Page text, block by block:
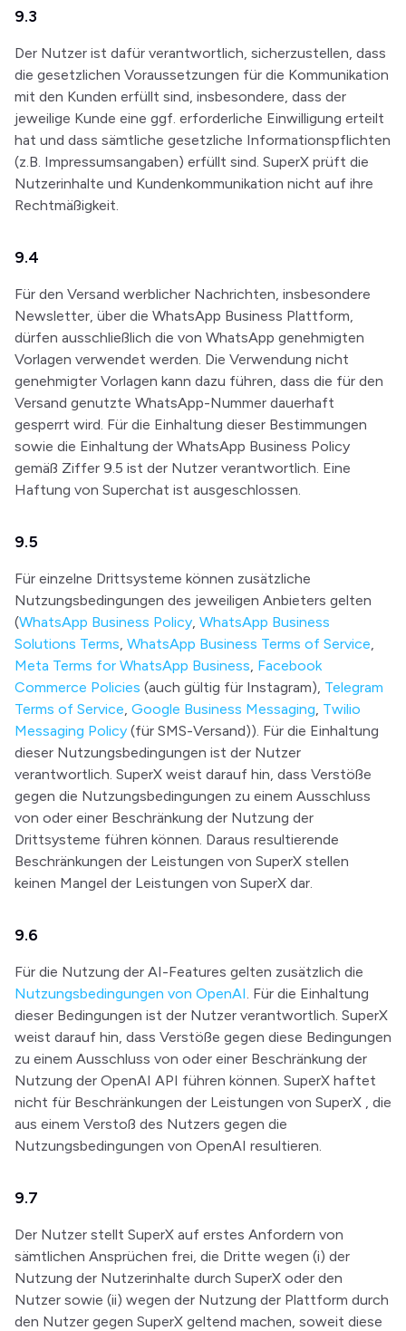
9.3
Der Nutzer ist dafür verantwortlich, sicherzustellen, dass
die gesetzlichen Voraussetzungen für die Kommunikation
mit den Kunden erfüllt sind, insbesondere, dass der
jeweilige Kunde eine ggf. erforderliche Einwilligung erteilt
hat und dass sämtliche gesetzliche Informationspflichten
(z.B. Impressumsangaben) erfüllt sind. SuperX prüft die
Nutzerinhalte und Kundenkommunikation nicht auf ihre
Rechtmäßigkeit.
9.4
Für den Versand werblicher Nachrichten, insbesondere
Newsletter, über die WhatsApp Business Plattform,
dürfen ausschließlich die von WhatsApp genehmigten
Vorlagen verwendet werden. Die Verwendung nicht
genehmigter Vorlagen kann dazu führen, dass die für den
Versand genutzte WhatsApp-Nummer dauerhaft
gesperrt wird. Für die Einhaltung dieser Bestimmungen
sowie die Einhaltung der WhatsApp Business Policy
gemäß Ziffer 9.5 ist der Nutzer verantwortlich. Eine
Haftung von Superchat ist ausgeschlossen.
9.5
Für einzelne Drittsysteme können zusätzliche
Nutzungsbedingungen des jeweiligen Anbieters gelten
(WhatsApp Business Policy, WhatsApp Business
Solutions Terms, WhatsApp Business Terms of Service,
Meta Terms for WhatsApp Business, Facebook
Commerce Policies (auch gültig für Instagram), Telegram
Terms of Service, Google Business Messaging, Twilio
Messaging Policy (für SMS-Versand)). Für die Einhaltung
dieser Nutzungsbedingungen ist der Nutzer
verantwortlich. SuperX weist darauf hin, dass Verstöße
gegen die Nutzungsbedingungen zu einem Ausschluss
von oder einer Beschränkung der Nutzung der
Drittsysteme führen können. Daraus resultierende
Beschränkungen der Leistungen von SuperX stellen
keinen Mangel der Leistungen von SuperX dar.
9.6
Für die Nutzung der AI-Features gelten zusätzlich die
Nutzungsbedingungen von OpenAI. Für die Einhaltung
dieser Bedingungen ist der Nutzer verantwortlich. SuperX
weist darauf hin, dass Verstöße gegen diese Bedingungen
zu einem Ausschluss von oder einer Beschränkung der
Nutzung der OpenAI API führen können. SuperX haftet
nicht für Beschränkungen der Leistungen von SuperX , die
aus einem Verstoß des Nutzers gegen die
Nutzungsbedingungen von OpenAI resultieren.
9.7
Der Nutzer stellt SuperX auf erstes Anfordern von
sämtlichen Ansprüchen frei, die Dritte wegen (i) der
Nutzung der Nutzerinhalte durch SuperX oder den
Nutzer sowie (ii) wegen der Nutzung der Plattform durch
den Nutzer gegen SuperX geltend machen, soweit diese